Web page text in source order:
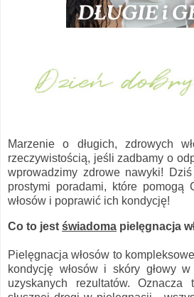
Marzenie o długich, zdrowych
rzeczywistością, jeśli zadbamy o
wprowadzimy zdrowe nawyki!
prostymi poradami, które pomogą
włosów i poprawić ich kondycję!
Co to jest świadoma pielęgnacja
Pielęgnacja włosów to
kondycję włosów i skóry głowy
uzyskanych rezultatów.